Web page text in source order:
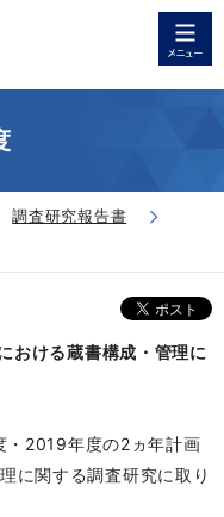
調査研究報告書
おける蔵書構成・管理に
・2019年度の2ヵ年計画
に関する調査研究に取り